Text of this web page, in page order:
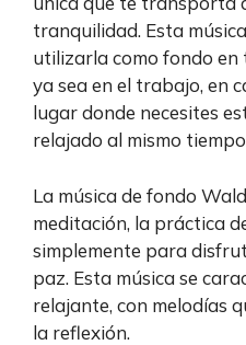
tranquilidad. Esta
utilizarla como fondo en
ya sea en el trabajo, en
lugar donde necesites
relajado al mismo
La música de fondo
meditación, la práctica
simplemente para
paz. Esta música se
relajante, con melodías
la reflexión.